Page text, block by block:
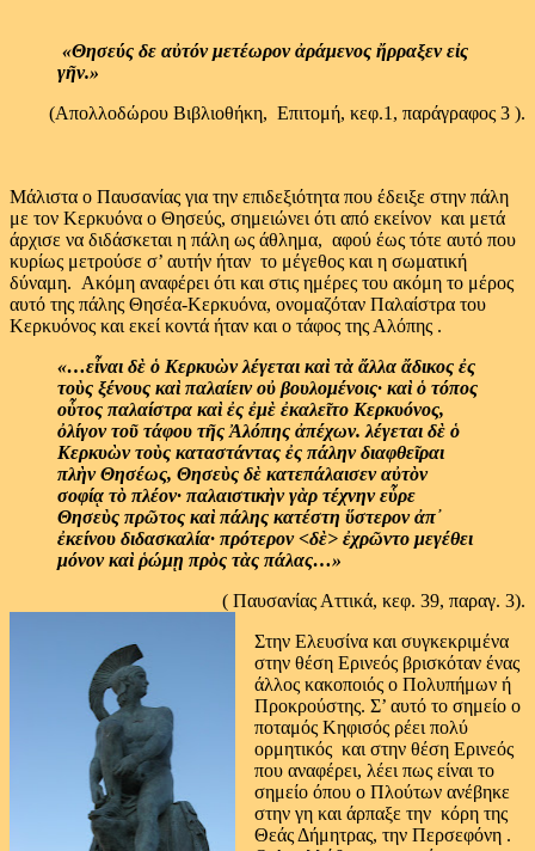
«Θησεύς δε αὐτόν μετέωρον ἀράμενος ἤρραξεν εἰς
γῆν.»
(Απολλοδώρου Βιβλιοθήκη, Επιτομή, κεφ.1, παράγραφος 3 ).
Μάλιστα ο Παυσανίας για την επιδεξιότητα που έδειξε στην πάλη
με τον Κερκυόνα ο Θησεύς, σημειώνει ότι από εκείνον και μετά
άρχισε να διδάσκεται η πάλη ως άθλημα, αφού έως τότε αυτό που
κυρίως μετρούσε σ’ αυτήν ήταν το μέγεθος και η σωματική
δύναμη. Ακόμη αναφέρει ότι και στις ημέρες του ακόμη το μέρος
αυτό της πάλης Θησέα-Κερκυόνα, ονομαζόταν Παλαίστρα του
Κερκυόνος και εκεί κοντά ήταν και ο τάφος της Αλόπης .
«…εἶναι δὲ ὁ Κερκυὼν λέγεται καὶ τὰ ἄλλα ἄδικος ἐς
τοὺς ξένους καὶ παλαίειν οὐ βουλομένοις· καὶ ὁ τόπος
οὗτος παλαίστρα καὶ ἐς ἐμὲ ἐκαλεῖτο Κερκυόνος,
ὀλίγον τοῦ τάφου τῆς Ἀλόπης ἀπέχων. λέγεται δὲ ὁ
Κερκυὼν τοὺς καταστάντας ἐς πάλην διαφθεῖραι
πλὴν Θησέως, Θησεὺς δὲ κατεπάλαισεν αὐτὸν
σοφίᾳ τὸ πλέον· παλαιστικὴν γὰρ τέχνην εὗρε
Θησεὺς πρῶτος καὶ πάλης κατέστη ὕστερον ἀπ᾽
ἐκείνου διδασκαλία· πρότερον <δὲ> ἐχρῶντο μεγέθει
μόνον καὶ ῥώμῃ πρὸς τὰς πάλας…»
( Παυσανίας Αττικά, κεφ. 39, παραγ. 3).
Στην Ελευσίνα και συγκεκριμένα
στην θέση Ερινεός βρισκόταν ένας
άλλος κακοποιός ο Πολυπήμων ή
Προκρούστης. Σ’ αυτό το σημείο ο
ποταμός Κηφισός ρέει πολύ
ορμητικός και στην θέση Ερινεός
που αναφέρει, λέει πως είναι το
σημείο όπου ο Πλούτων ανέβηκε
στην γη και άρπαξε την κόρη της
Θεάς Δήμητρας, την Περσεφόνη .